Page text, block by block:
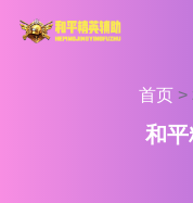
首页 >
和